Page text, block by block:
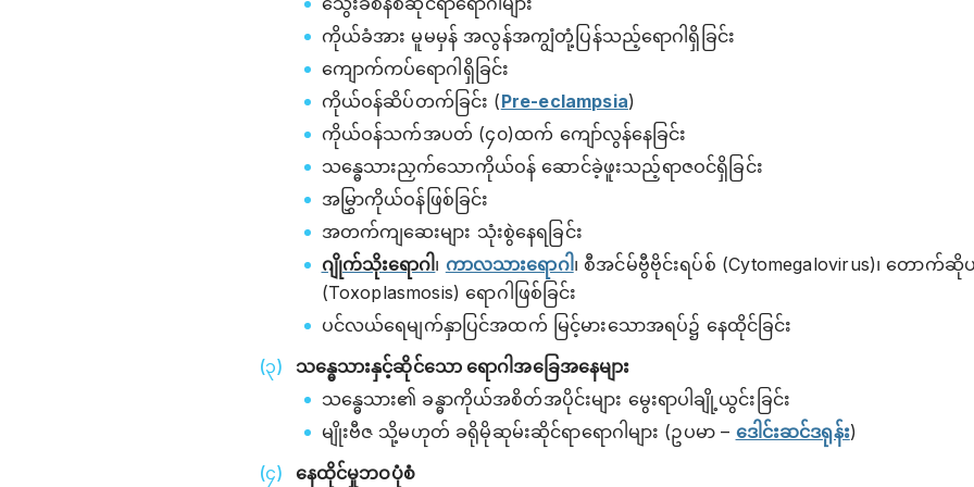
ကိုယ်ခံအား မူမမှန် အလွန်အကျွံတုံ့ပြန်သည့်ရောဂါရှိခြင်း
ကျောက်ကပ်ရောဂါရှိခြင်း
ကိုယ်ဝန်ဆိပ်တက်ခြင်း (Pre-eclampsia)
ကိုယ်ဝန်သက်အပတ် (၄၀)ထက် ကျော်လွန်နေခြင်း
သန္ဓေသားညှက်သောကိုယ်ဝန် ဆောင်ခဲ့ဖူးသည့်ရာဇဝင်ရှိခြင်း
အမြွှာကိုယ်ဝန်ဖြစ်ခြင်း
အတက်ကျဆေးများ သုံးစွဲနေရခြင်း
ဂျိုက်သိုးရောဂါ ၊ ကာလသားရောဂါ ၊ စီအင်မ်ဗွီဗိုင်းရပ်စ် (Cytomegalovirus)၊ တောက်ဆို
(Toxoplasmosis) ရောဂါဖြစ်ခြင်း
ပင်လယ်ရေမျက်နှာပြင်အထက် မြင့်မားသောအရပ်၌ နေထိုင်ခြင်း
သန္ဓေသားနှင့်ဆိုင်သော ရောဂါအခြေအနေများ
သန္ဓေသား၏ ခန္ဓာကိုယ်အစိတ်အပိုင်းများ မွေးရာပါချို့ယွင်းခြင်း
မျိုးဗီဇ သို့မဟုတ် ခရိုမိုဆုမ်းဆိုင်ရာရောဂါများ (ဥပမာ – ဒေါင်းဆင်ဒရုန်း)
နေထိုင်မှုဘဝပုံစံ